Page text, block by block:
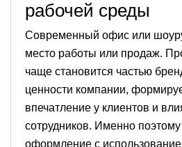
рабочей среды
Современный офис или
место работы или продаж.
чаще становится частью
ценности компании,
впечатление у клиентов и
сотрудников. Именно
оформление с